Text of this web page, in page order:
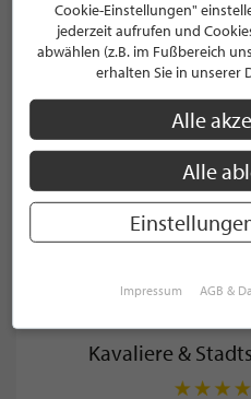
Alster Dinner
Hamburg,
WEITERE
Kavaliere &
Cookie-Einstellungen"
jederzeit aufrufen und
abwählen (z.B. im Fußbereich
erhalten Sie in unserer
Alle
Alle
Impressum AGB &